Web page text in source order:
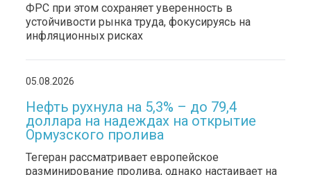
ФРС при этом сохраняет уверенность в
устойчивости рынка труда, фокусируясь на
инфляционных рисках
05.08.2026
Нефть рухнула на 5,3% – до 79,4
доллара на надеждах на открытие
Ормузского пролива
Тегеран рассматривает европейское
разминирование пролива, однако настаивает на